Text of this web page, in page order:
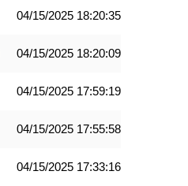
04/15/2025 18:20:35
04/15/2025 18:20:09
04/15/2025 17:59:19
04/15/2025 17:55:58
04/15/2025 17:33:16